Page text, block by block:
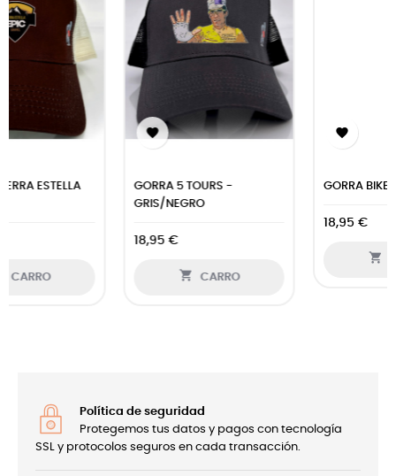

GORRA BIKER

GORRA HELL OF THE NORTH
Política de seguridad
Protegemos tus datos y pagos con tecnología
SSL y protocolos seguros en cada transacción.